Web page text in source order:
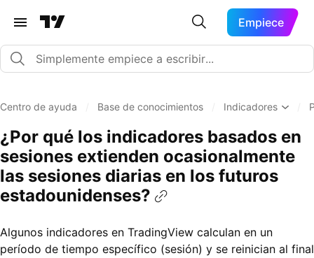
Empiece
Centro de ayuda Base de conocimientos Indicadores
¿Por qué los indicadores basados en
sesiones extienden ocasionalmente
las sesiones diarias en los futuros
estadounidenses?
Algunos indicadores en TradingView calculan en un
período de tiempo específico (sesión) y se reinician al final